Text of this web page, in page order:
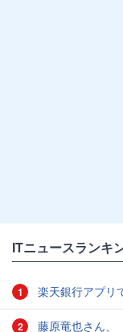
ITニュースランキ
1 楽天銀行アプリ
2 藤原竜也さん、「SKYSEA Client